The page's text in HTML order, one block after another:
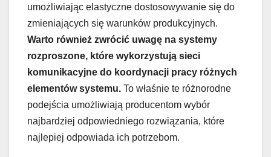
umożliwiając elastyczne dostosowywanie się do
zmieniających się warunków produkcyjnych.
Warto również zwrócić uwagę na systemy
rozproszone, które wykorzystują sieci
komunikacyjne do koordynacji pracy różnych
elementów systemu. To właśnie te różnorodne
podejścia umożliwiają producentom wybór
najbardziej odpowiedniego rozwiązania, które
najlepiej odpowiada ich potrzebom.